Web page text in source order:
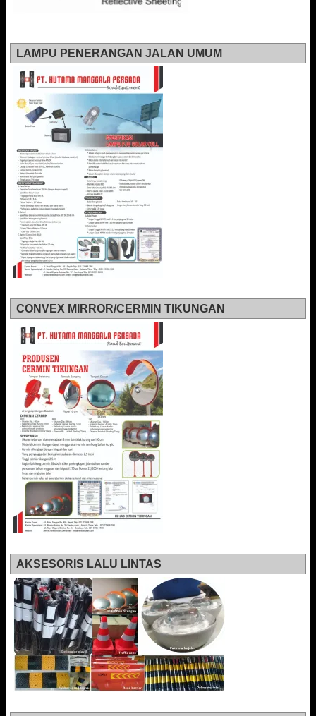
LAMPU PENERANGAN JALAN UMUM
CONVEX MIRROR/CERMIN TIKUNGAN
AKSESORIS LALU LINTAS